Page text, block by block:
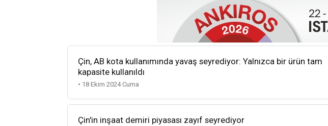
Çin, AB kota kullanımında yavaş seyrediyor: Yalnızca bir ürün tam
kapasite kullanıldı
• 18 Ekim 2024 Cuma
Çin'in inşaat demiri piyasası zayıf seyrediyor